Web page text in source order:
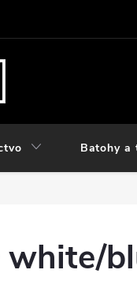
Batohy a
white/